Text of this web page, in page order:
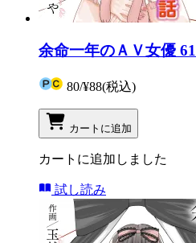
余命一年のＡＶ女優 61
80/¥88(税込)
カートに追加
カートに追加しました
試し読み